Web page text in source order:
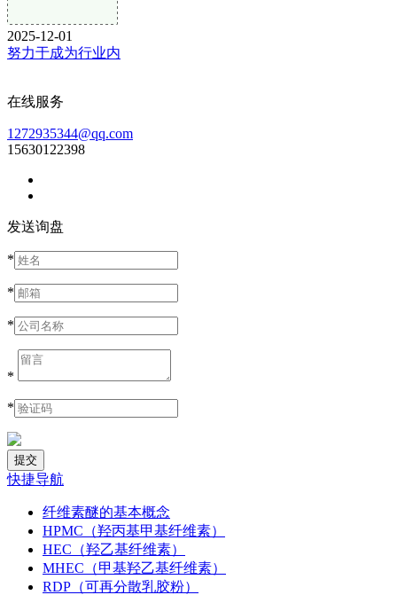
2025-12-01
努力于成为行业内
在线服务
1272935344@qq.com
15630122398
发送询盘
*
*
*
*
*
快捷导航
纤维素醚的基本概念
HPMC（羟丙基甲基纤维素）
HEC（羟乙基纤维素）
MHEC（甲基羟乙基纤维素）
RDP（可再分散乳胶粉）